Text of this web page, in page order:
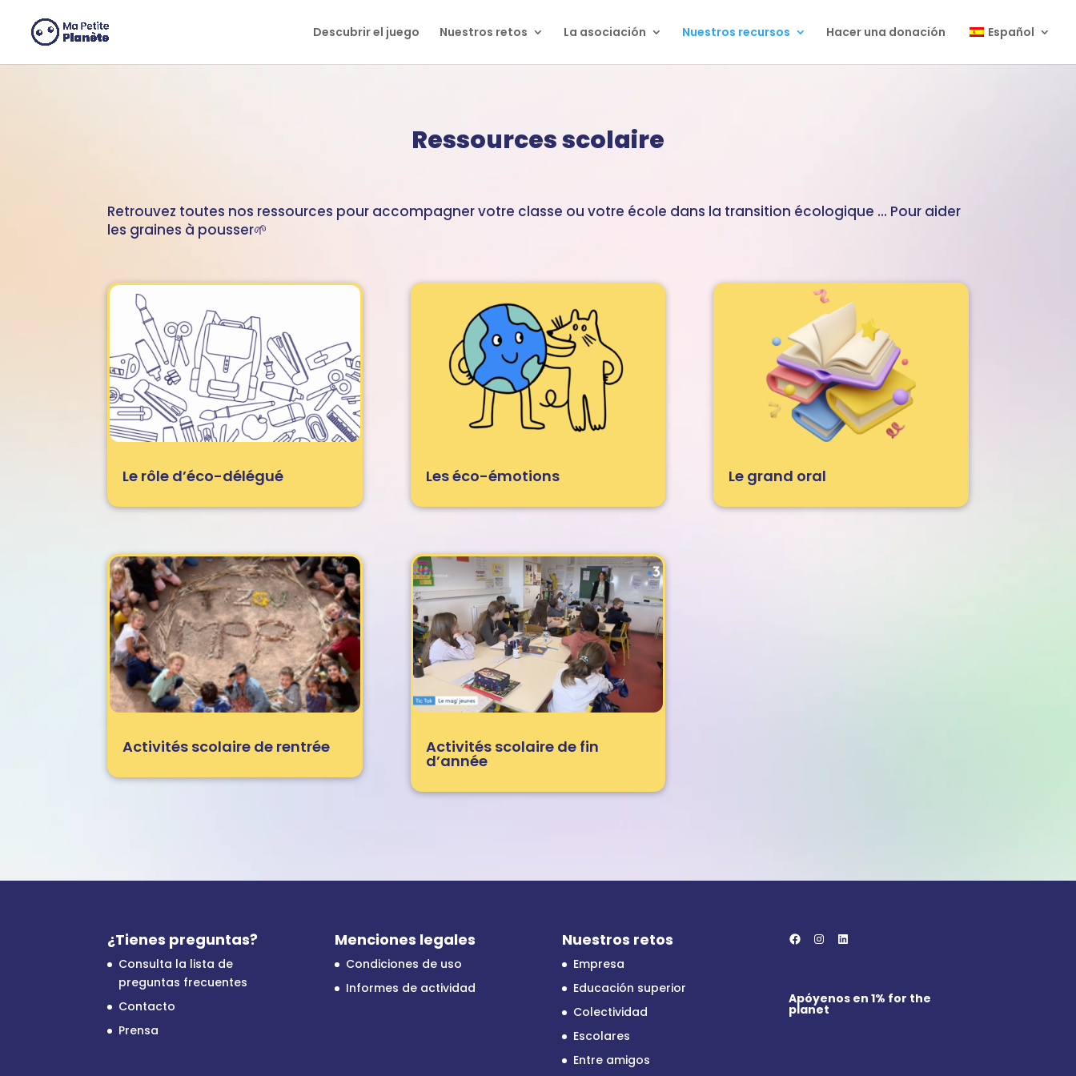
Descubrir el juego Nuestros retos La asociación Nuestros recursos Hacer una donación Español
Ressources scolaire
Retrouvez toutes nos ressources pour accompagner votre classe ou votre école dans la transition écologique … Pour aider
les graines à pousser🌱
Le rôle d’éco-délégué
Activités scolaire de rentrée
Les éco-émotions
Activités scolaire de fin
d’année
Le grand oral
¿Tienes preguntas?
Consulta la lista de
preguntas frecuentes
Contacto
Prensa
Menciones legales
Condiciones de uso
Informes de actividad
Nuestros retos
Empresa
Educación superior
Colectividad
Escolares
Entre amigos
Facebook Instagram LinkedIn
Apóyenos en 1% for the
planet